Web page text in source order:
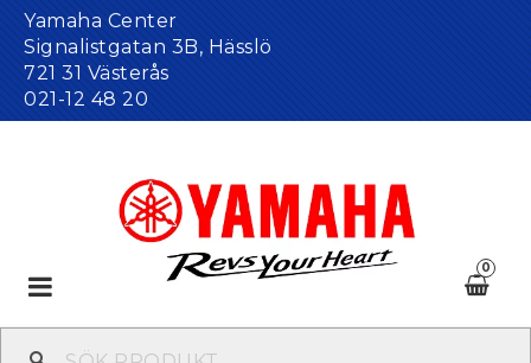
Yamaha Center
Signalistgatan 3B, Hässlö
721 31 Västerås
021-12 48 20
0
Toggle
navigation